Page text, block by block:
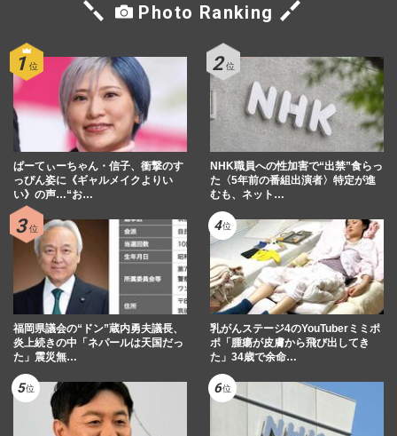
Photo Ranking
ぱーてぃーちゃん・信子、衝撃のす
っぴん姿に《ギャルメイクよりい
い》の声…“お…
NHK職員への性加害で“出禁”食らっ
た〈5年前の番組出演者〉特定が進
むも、ネット…
福岡県議会の“ドン”蔵内勇夫議長、
炎上続きの中「ネパールは天国だっ
た」震災無…
乳がんステージ4のYouTuberミミポ
ポ「腫瘍が皮膚から飛び出してき
た」34歳で余命…